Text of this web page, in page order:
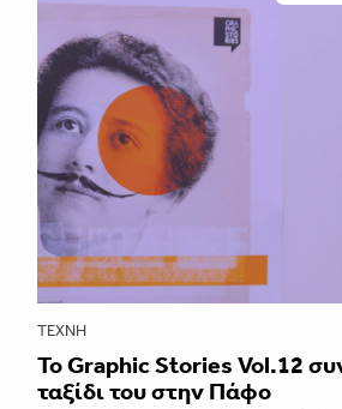
ΤΈΧΝΗ
Το Graphic Stories Vol.12
ταξίδι του στην Πάφο